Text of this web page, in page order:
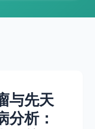
与先天
分析：